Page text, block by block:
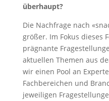
überhaupt?
Die Nachfrage nach
größer. Im Fokus dieses
prägnante
aktuellen Themen aus
wir einen Pool an
Fachbereichen und
jeweiligen